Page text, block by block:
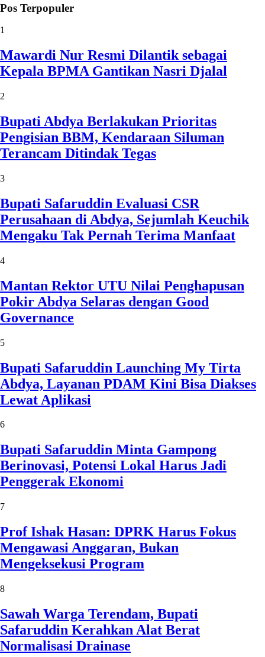
Pos Terpopuler
1
Mawardi Nur Resmi Dilantik sebagai
Kepala BPMA Gantikan Nasri Djalal
2
Bupati Abdya Berlakukan Prioritas
Pengisian BBM, Kendaraan Siluman
Terancam Ditindak Tegas
3
Bupati Safaruddin Evaluasi CSR
Perusahaan di Abdya, Sejumlah Keuchik
Mengaku Tak Pernah Terima Manfaat
4
Mantan Rektor UTU Nilai Penghapusan
Pokir Abdya Selaras dengan Good
Governance
5
Bupati Safaruddin Launching My Tirta
Abdya, Layanan PDAM Kini Bisa Diakses
Lewat Aplikasi
6
Bupati Safaruddin Minta Gampong
Berinovasi, Potensi Lokal Harus Jadi
Penggerak Ekonomi
7
Prof Ishak Hasan: DPRK Harus Fokus
Mengawasi Anggaran, Bukan
Mengeksekusi Program
8
Sawah Warga Terendam, Bupati
Safaruddin Kerahkan Alat Berat
Normalisasi Drainase